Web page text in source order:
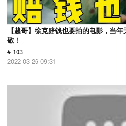
【越哥】徐克赔钱也要拍的电影，当
敬！
# 103
2022-03-26 09:31